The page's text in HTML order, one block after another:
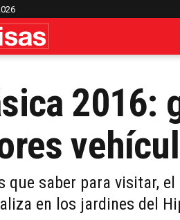
2016:
que saber para visitar,
en los jardines del